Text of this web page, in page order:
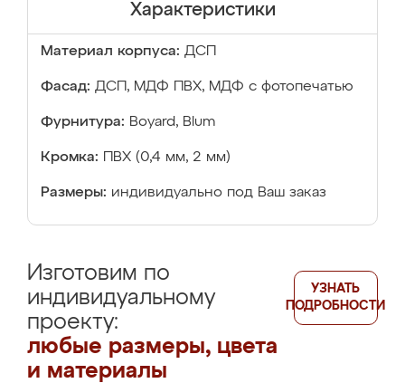
Характеристики
Материал корпуса: ДСП
Фасад: ДСП, МДФ ПВХ, МДФ с фотопечатью
Фурнитура: Boyard, Blum
Кромка: ПВХ (0,4 мм, 2 мм)
Размеры: индивидуально под Ваш заказ
Изготовим по
индивидуальному
проекту:
любые размеры, цвета
и материалы
УЗНАТЬ
ПОДРОБНОСТИ